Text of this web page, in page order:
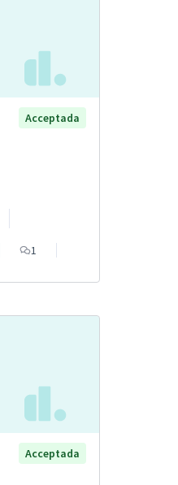
Acceptada
1
Acceptada